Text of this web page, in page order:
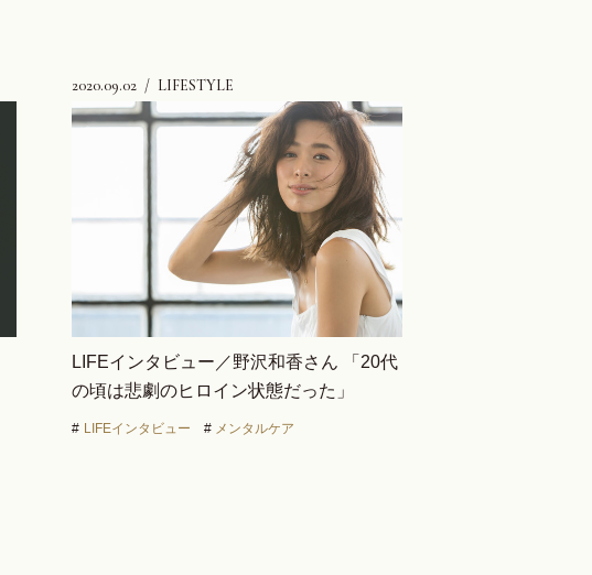
2020.09.02 LIFESTYLE
LIFEインタビュー／野沢和香さん 「20代
の頃は悲劇のヒロイン状態だった」
# LIFEインタビュー # メンタルケア